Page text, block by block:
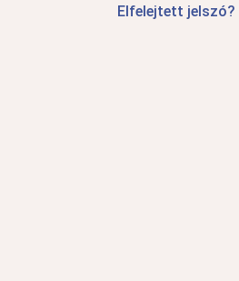
Elfelejtett jelszó?